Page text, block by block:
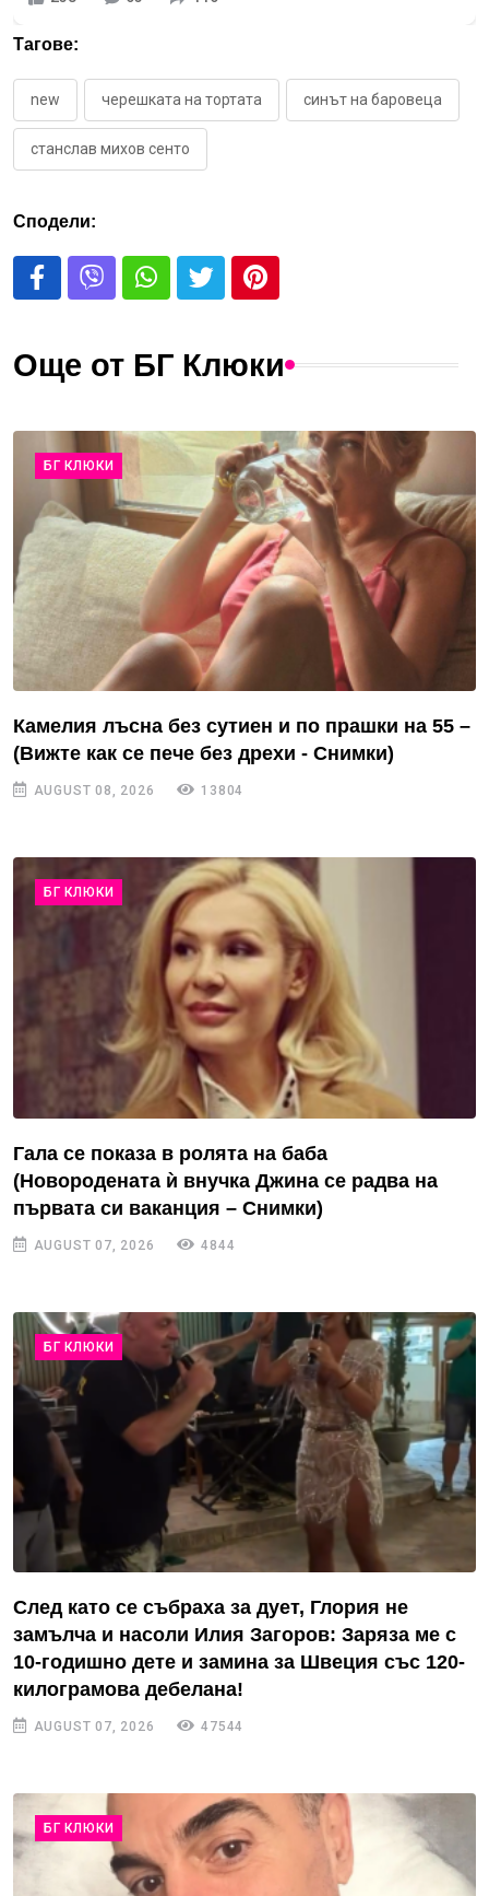
Тагове:
new черешката на тортата синът на баровеца
станслав михов сенто
Сподели:
Още от БГ Клюки
БГ КЛЮКИ
Камелия лъсна без сутиен и по прашки на 55 –
(Вижте как се пече без дрехи - Снимки)
AUGUST 08, 2026 13804
БГ КЛЮКИ
Гала се показа в ролята на баба
(Новородената ѝ внучка Джина се радва на
първата си ваканция – Снимки)
AUGUST 07, 2026 4844
БГ КЛЮКИ
След като се събраха за дует, Глория не
замълча и насоли Илия Загоров: Заряза ме с
10-годишно дете и замина за Швеция със 120-
килограмова дебелана!
AUGUST 07, 2026 47544
БГ КЛЮКИ